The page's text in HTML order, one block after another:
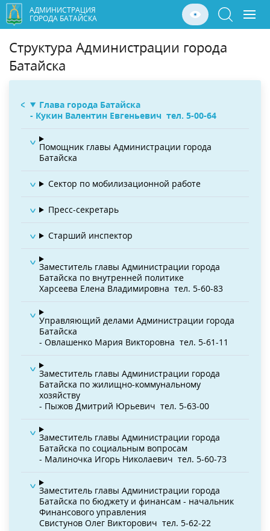
АДМИНИСТРАЦИЯ
ГОРОДА БАТАЙСКА
Структура Администрации города
Батайска
Глава города Батайска
- Кукин Валентин Евгеньевич тел. 5-00-64
Помощник главы Администрации города
Батайска
Сектор по мобилизационной работе
Пресс-секретарь
Старший инспектор
Заместитель главы Администрации города
Батайска по внутренней политике
Харсеева Елена Владимировна тел. 5-60-83
Управляющий делами Администрации города
Батайска
- Овлашенко Мария Викторовна тел. 5-61-11
Заместитель главы Администрации города
Батайска по жилищно-коммунальному
хозяйству
- Пыжов Дмитрий Юрьевич тел. 5-63-00
Заместитель главы Администрации города
Батайска по социальным вопросам
- Малиночка Игорь Николаевич тел. 5-60-73
Заместитель главы Администрации города
Батайска по бюджету и финансам - начальник
Финансового управления
Свистунов Олег Викторович тел. 5-62-22